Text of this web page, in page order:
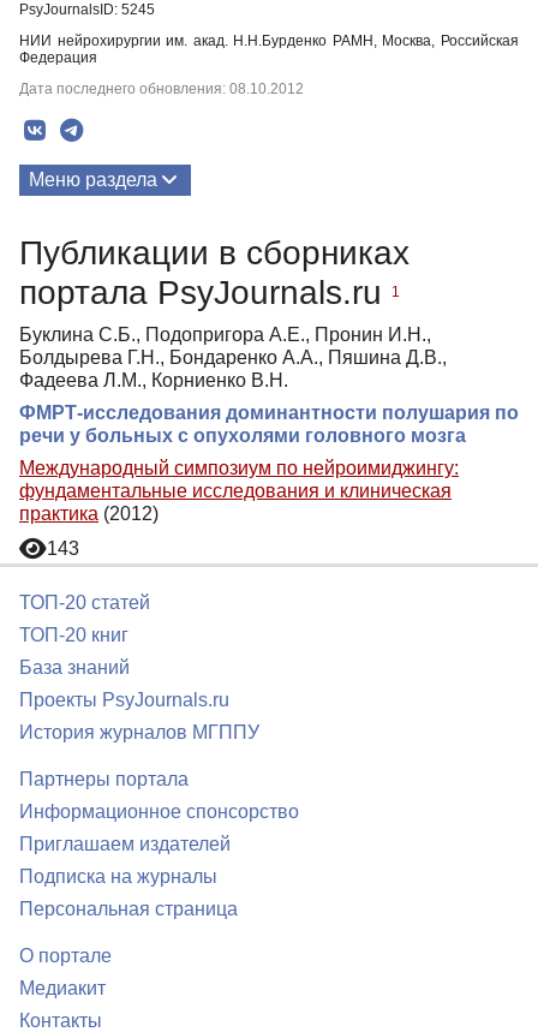
PsyJournalsID: 5245
НИИ нейрохирургии им. акад. Н.Н.Бурденко РАМН, Москва, Российская
Федерация
Дата последнего обновления: 08.10.2012
Меню раздела
Публикации в сборниках
портала PsyJournals.ru
1
Буклина С.Б., Подопригора А.Е., Пронин И.Н.,
Болдырева Г.Н., Бондаренко А.А., Пяшина Д.В.,
Фадеева Л.М., Корниенко В.Н.
ФМРТ-исследования доминантности полушария по
речи у больных с опухолями головного мозга
Международный симпозиум по нейроимиджингу:
фундаментальные исследования и клиническая
практика (2012)
143
ТОП-20 статей
ТОП-20 книг
База знаний
Проекты PsyJournals.ru
История журналов МГППУ
Партнеры портала
Информационное спонсорство
Приглашаем издателей
Подписка на журналы
Персональная страница
О портале
Медиакит
Контакты